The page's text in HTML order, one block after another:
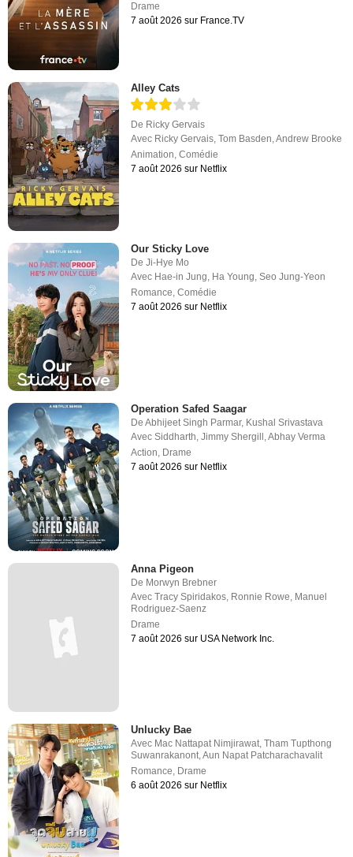
Drame
7 août 2026 sur France.TV
Alley Cats
De Ricky Gervais
Avec Ricky Gervais,Tom Basden,Andrew Brooke
Animation,Comédie
7 août 2026 sur Netflix
Our Sticky Love
DeJi-Hye Mo
Avec Hae-in Jung Ha Young ,Seo Jung-Yeon
Romance ,Comédie
7 août 2026 sur Netflix
Operation Safed Saagar
DeAbhijeet Singh Parmar, Kushal Srivastava
AvecSiddharth,Jimmy Shergill ,Abhay Verma
Action, Drame
7 août 2026 sur Netflix
Anna Pigeon
De Morwyn Brebner
AvecTracy Spiridakos, Ronnie Rowe, Manuel
Rodriguez-Saenz
Drame
7 août 2026 sur USA Network Inc.
Unlucky Bae
Avec Mac Nattapat Nimjirawat ,Tham Tupthong
Suwanrakanont ,Aun Napat Patcharachavalit
Romance Drame
6 août 2026 sur Netflix